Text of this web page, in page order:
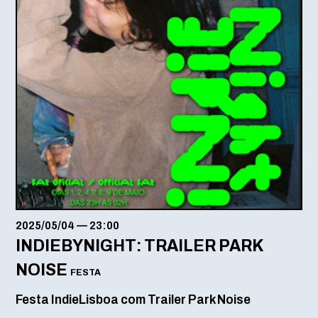
2025/05/04 — 23:00
INDIEBYNIGHT: TRAILER PARK
NOISE FESTA
Festa IndieLisboa com Trailer Park Noise